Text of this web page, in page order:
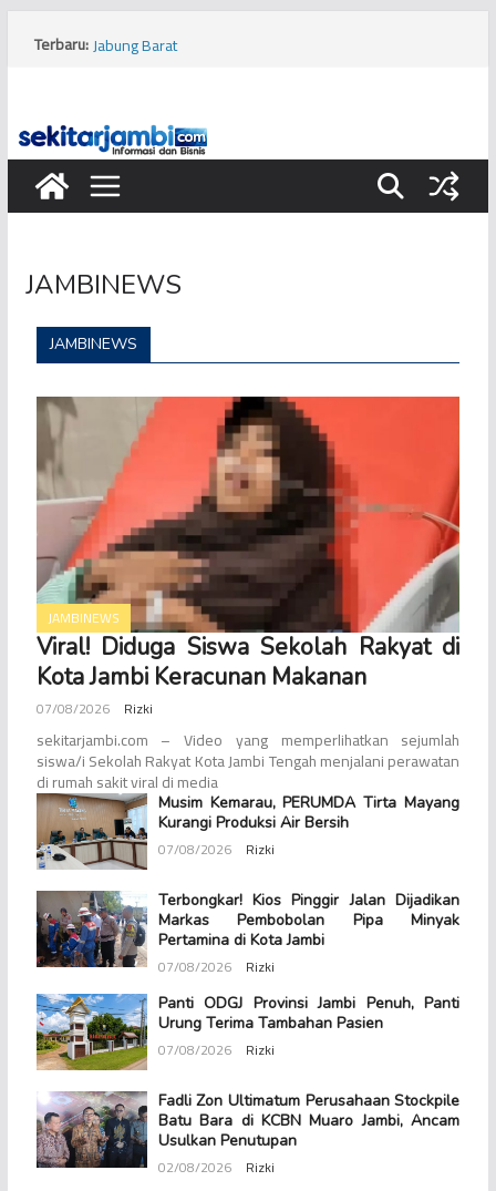
Terbaru:Tragis, Dua Bocah Diserang Buaya di Kabupaten Tanjung
Bukan Hanya Cabai, Jengkol Ternyata Ikut Pengaruhi
Inflasi Jambi
Viral! Diduga Siswa Sekolah Rakyat di Kota Jambi
Keracunan Makanan
Musim Kemarau, PERUMDA Tirta Mayang Kurangi
JAMBINEWS
JAMBINEWS
JAMBINEWS
Viral! Diduga Siswa Sekolah Rakyat di
Kota Jambi Keracunan Makanan
07/08/2026 Rizki
sekitarjambi.com – Video yang memperlihatkan sejumlah
siswa/i Sekolah Rakyat Kota Jambi Tengah menjalani perawatan
di rumah sakit viral di media
Musim Kemarau, PERUMDA Tirta Mayang
Kurangi Produksi Air Bersih
07/08/2026 Rizki
Terbongkar! Kios Pinggir Jalan Dijadikan
Markas Pembobolan Pipa Minyak
Pertamina di Kota Jambi
07/08/2026 Rizki
Panti ODGJ Provinsi Jambi Penuh, Panti
Urung Terima Tambahan Pasien
07/08/2026 Rizki
Fadli Zon Ultimatum Perusahaan Stockpile
Batu Bara di KCBN Muaro Jambi, Ancam
Usulkan Penutupan
02/08/2026 Rizki